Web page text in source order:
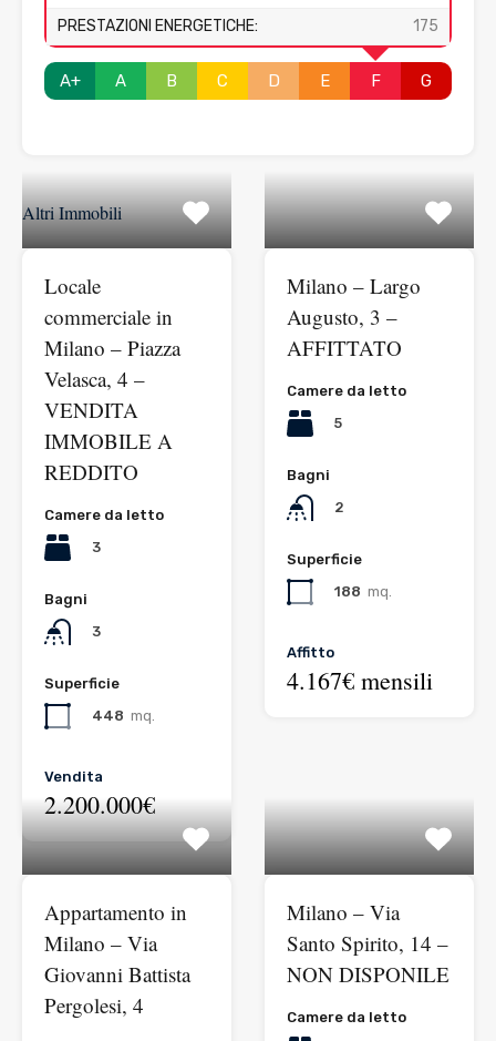
PRESTAZIONI ENERGETICHE:
175
A+ A B C D E F G
Altri Immobili
Locale
commerciale in
Milano – Piazza
Velasca, 4 –
VENDITA
IMMOBILE A
REDDITO
Camere da letto
3
Bagni
3
Superficie
448 mq.
Vendita
2.200.000€
Milano – Largo
Augusto, 3 –
AFFITTATO
Camere da letto
5
Bagni
2
Superficie
188 mq.
Affitto
4.167€ mensili
Appartamento in
Milano – Via
Giovanni Battista
Pergolesi, 4
Milano – Via
Santo Spirito, 14 –
NON DISPONILE
Camere da letto